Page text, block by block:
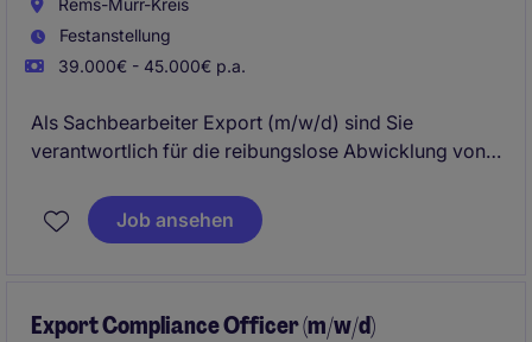
Rems-Murr-Kreis
Festanstellung
39.000€ - 45.000€ p.a.
Als Sachbearbeiter Export (m/w/d) sind Sie
verantwortlich für die reibungslose Abwicklung von
unterstützen das Unternehmen bei der Sicherstellung
effizienter Abläufe und übernehmen eine wichtige
Job ansehen
Export Compliance Officer (m/w/d)